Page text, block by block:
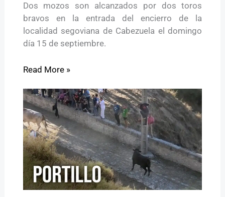
Dos mozos son alcanzados por dos toros
bravos en la entrada del encierro de la
localidad segoviana de Cabezuela el domingo
día 15 de septiembre.
Read More »